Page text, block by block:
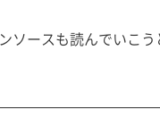
ソースも読んでい